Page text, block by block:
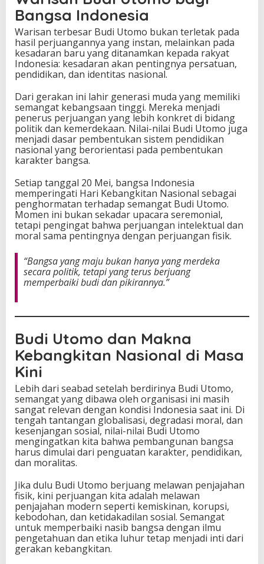
Bangsa Indonesia
Warisan terbesar Budi Utomo bukan terletak pada
hasil perjuangannya yang instan, melainkan pada
kesadaran baru yang ditanamkan kepada rakyat
Indonesia: kesadaran akan pentingnya persatuan,
pendidikan, dan identitas nasional.
Dari gerakan ini lahir generasi muda yang memiliki
semangat kebangsaan tinggi. Mereka menjadi
penerus perjuangan yang lebih konkret di bidang
politik dan kemerdekaan. Nilai-nilai Budi Utomo juga
menjadi dasar pembentukan sistem pendidikan
nasional yang berorientasi pada pembentukan
karakter bangsa.
Setiap tanggal 20 Mei, bangsa Indonesia
memperingati Hari Kebangkitan Nasional sebagai
penghormatan terhadap semangat Budi Utomo.
Momen ini bukan sekadar upacara seremonial,
tetapi pengingat bahwa perjuangan intelektual dan
moral sama pentingnya dengan perjuangan fisik.
“Bangsa yang maju bukan hanya yang merdeka
secara politik, tetapi yang terus berjuang
memperbaiki budi dan pikirannya.”
Budi Utomo dan Makna
Kebangkitan Nasional di Masa
Kini
Lebih dari seabad setelah berdirinya Budi Utomo,
semangat yang dibawa oleh organisasi ini masih
sangat relevan dengan kondisi Indonesia saat ini. Di
tengah tantangan globalisasi, degradasi moral, dan
kesenjangan sosial, nilai-nilai Budi Utomo
mengingatkan kita bahwa pembangunan bangsa
harus dimulai dari penguatan karakter, pendidikan,
dan moralitas.
Jika dulu Budi Utomo berjuang melawan penjajahan
fisik, kini perjuangan kita adalah melawan
penjajahan modern seperti kemiskinan, korupsi,
kebodohan, dan ketidakadilan sosial. Semangat
untuk memperbaiki nasib bangsa dengan ilmu
pengetahuan dan etika luhur tetap menjadi inti dari
gerakan kebangkitan.